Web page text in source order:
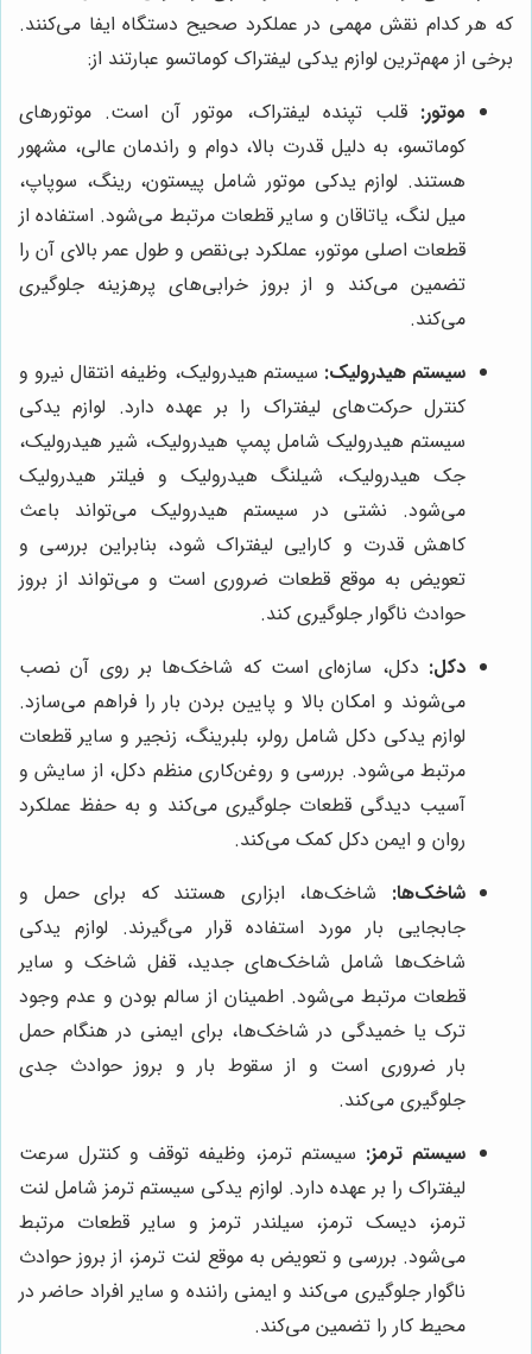
که هر کدام نقش مهمی در عملکرد صحیح دستگاه ایفا می‌کنند.
برخی از مهم‌ترین لوازم یدکی لیفتراک کوماتسو عبارتند از:
موتور: قلب تپنده لیفتراک، موتور آن است. موتورهای
کوماتسو، به دلیل قدرت بالا، دوام و راندمان عالی، مشهور
هستند. لوازم یدکی موتور شامل پیستون، رینگ، سوپاپ،
میل لنگ، یاتاقان و سایر قطعات مرتبط می‌شود. استفاده از
قطعات اصلی موتور، عملکرد بی‌نقص و طول عمر بالای آن را
تضمین می‌کند و از بروز خرابی‌های پرهزینه جلوگیری
می‌کند.
سیستم هیدرولیک: سیستم هیدرولیک، وظیفه انتقال نیرو و
کنترل حرکت‌های لیفتراک را بر عهده دارد. لوازم یدکی
سیستم هیدرولیک شامل پمپ هیدرولیک، شیر هیدرولیک،
جک هیدرولیک، شیلنگ هیدرولیک و فیلتر هیدرولیک
می‌شود. نشتی در سیستم هیدرولیک می‌تواند باعث
کاهش قدرت و کارایی لیفتراک شود، بنابراین بررسی و
تعویض به موقع قطعات ضروری است و می‌تواند از بروز
حوادث ناگوار جلوگیری کند.
دکل: دکل، سازه‌ای است که شاخک‌ها بر روی آن نصب
می‌شوند و امکان بالا و پایین بردن بار را فراهم می‌سازد.
لوازم یدکی دکل شامل رولر، بلبرینگ، زنجیر و سایر قطعات
مرتبط می‌شود. بررسی و روغن‌کاری منظم دکل، از سایش و
آسیب دیدگی قطعات جلوگیری می‌کند و به حفظ عملکرد
روان و ایمن دکل کمک می‌کند.
شاخک‌ها: شاخک‌ها، ابزاری هستند که برای حمل و
جابجایی بار مورد استفاده قرار می‌گیرند. لوازم یدکی
شاخک‌ها شامل شاخک‌های جدید، قفل شاخک و سایر
قطعات مرتبط می‌شود. اطمینان از سالم بودن و عدم وجود
ترک یا خمیدگی در شاخک‌ها، برای ایمنی در هنگام حمل
بار ضروری است و از سقوط بار و بروز حوادث جدی
جلوگیری می‌کند.
سیستم ترمز: سیستم ترمز، وظیفه توقف و کنترل سرعت
لیفتراک را بر عهده دارد. لوازم یدکی سیستم ترمز شامل لنت
ترمز، دیسک ترمز، سیلندر ترمز و سایر قطعات مرتبط
می‌شود. بررسی و تعویض به موقع لنت ترمز، از بروز حوادث
ناگوار جلوگیری می‌کند و ایمنی راننده و سایر افراد حاضر در
محیط کار را تضمین می‌کند.